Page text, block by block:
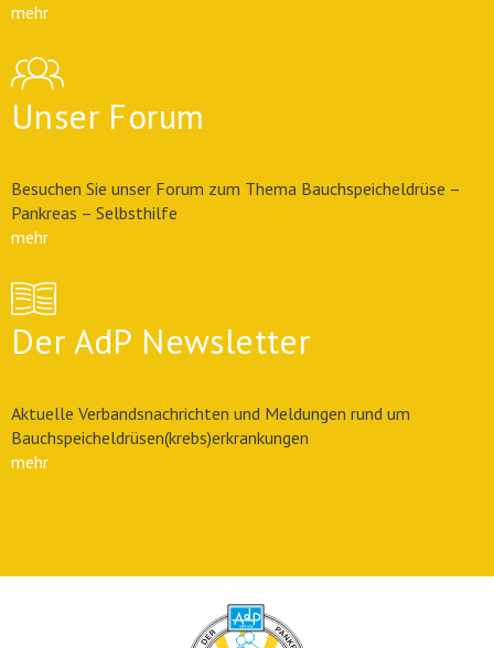
mehr
Unser Forum
Besuchen Sie unser Forum zum Thema Bauchspeicheldrüse –
Pankreas – Selbsthilfe
mehr
Der AdP Newsletter
Aktuelle Verbandsnachrichten und Meldungen rund um
Bauchspeicheldrüsen(krebs)erkrankungen
mehr